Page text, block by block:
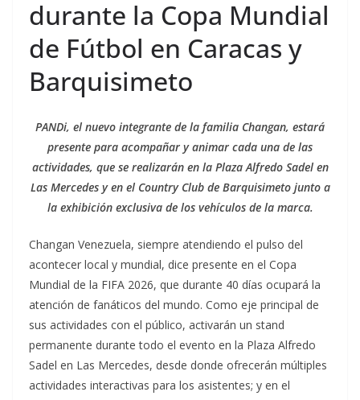
durante la Copa Mundial
de Fútbol en Caracas y
Barquisimeto
PANDi, el nuevo integrante de la familia Changan, estará
presente para acompañar y animar cada una de las
actividades, que se realizarán en la Plaza Alfredo Sadel en
Las Mercedes y en el Country Club de Barquisimeto junto a
la exhibición exclusiva de los vehículos de la marca.
Changan Venezuela, siempre atendiendo el pulso del
acontecer local y mundial, dice presente en el Copa
Mundial de la FIFA 2026, que durante 40 días ocupará la
atención de fanáticos del mundo. Como eje principal de
sus actividades con el público, activarán un stand
permanente durante todo el evento en la Plaza Alfredo
Sadel en Las Mercedes, desde donde ofrecerán múltiples
actividades interactivas para los asistentes; y en el